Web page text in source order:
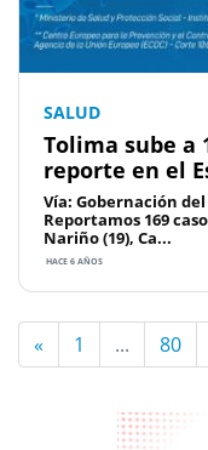
SALUD
Tolima sube a
reporte en el
Vía: Gobernación
Reportamos 169
Nariño (19), Ca...
HACE 6 AÑOS
« 1 ... 80
Previous